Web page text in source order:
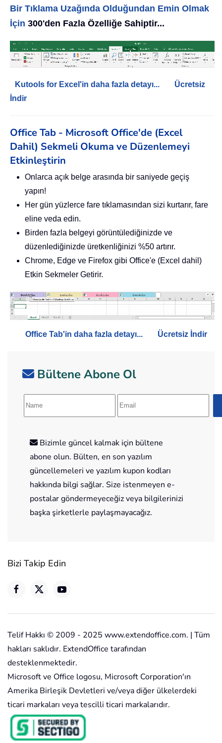
Bir Tıklama Uzağında Olduğundan Emin Olmak
İçin 300'den Fazla Özelliğe Sahiptir...
Kutools for Excel'in daha fazla detayı...
Ücretsiz
İndir
Office Tab - Microsoft Office'de (Excel
Dahil) Sekmeli Okuma ve Düzenlemeyi
Etkinleştirin
Onlarca açık belge arasında bir saniyede geçiş
yapın!
Her gün yüzlerce fare tıklamasından sizi kurtarır, fare
eline veda edin.
Birden fazla belgeyi görüntülediğinizde ve
düzenlediğinizde üretkenliğinizi %50 artırır.
Chrome, Edge ve Firefox gibi Office'e (Excel dahil)
Etkin Sekmeler Getirir.
Office Tab'in daha fazla detayı... Ücretsiz İndir
Bültene Abone Ol
Bizimle güncel kalmak için bültene
abone olun. Bülten, en son yazılım
güncellemeleri ve yazılım kupon kodları
hakkında bilgi sağlar. Size istenmeyen e-
postalar göndermeyeceğiz veya bilgilerinizi
başka şirketlerle paylaşmayacağız.
Bizi Takip Edin
Telif Hakkı © 2009 - 2025 www.extendoffice.com. | Tüm
hakları saklıdır. ExtendOffice tarafından
desteklenmektedir.
Microsoft ve Office logosu, Microsoft Corporation'ın
Amerika Birleşik Devletleri ve/veya diğer ülkelerdeki
ticari markaları veya tescilli ticari markalarıdır.